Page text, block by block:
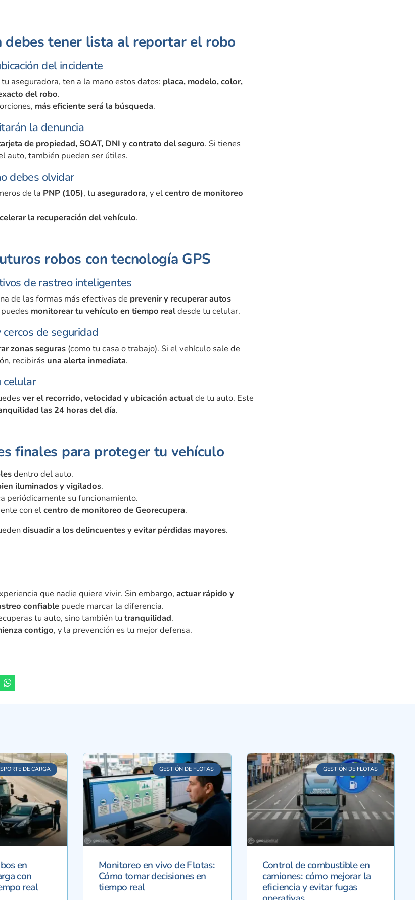
debes tener lista al reportar el robo
del incidente
aseguradora, ten a la mano estos datos: placa, modelo, color,
del robo.
más eficiente será la búsqueda.
la denuncia
de propiedad, SOAT, DNI y contrato del seguro. Si tienes
auto, también pueden ser útiles.
debes olvidar
de la PNP (105), tu aseguradora, y elcentro de monitoreo
la recuperación del vehículo.
robos con tecnología GPS
de rastreo inteligentes
de las formas más efectivas de prevenir y recuperar autos
monitorear tu vehículo en tiempo realdesde tu celular.
de seguridad
zonas seguras (como tu casa o trabajo). Si el vehículo sale de
recibirás una alerta inmediata.
celular
ver el recorrido, velocidad y ubicación actualde tu auto. Este
las 24 horas del día.
finales para proteger tu vehículo
dentro del auto.
iluminados y vigilados.
periódicamente su funcionamiento.
con elcentro de monitoreo de Georecupera.
disuadir a los delincuentes y evitar pérdidas mayores.
que nadie quiere vivir. Sin embargo, actuar rápido y
confiable puede marcar la diferencia.
tu auto, sino también tu tranquilidad.
contigo, y la prevención es tu mejor defensa.
DE CARGA
en
con
real
GESTIÓN DE FLOTAS
Monitoreo en vivo de Flotas:
Cómo tomar decisiones en
tiempo real
GESTIÓN DE FLOTAS
Control de combustible en
camiones: cómo mejorar la
eficiencia y evitar fugas